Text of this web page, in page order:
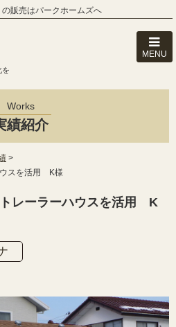
販売はパークホームズへ
を
MENU
Works
績紹介
>
ウスを活用 K様
レーラーハウスを活用 K